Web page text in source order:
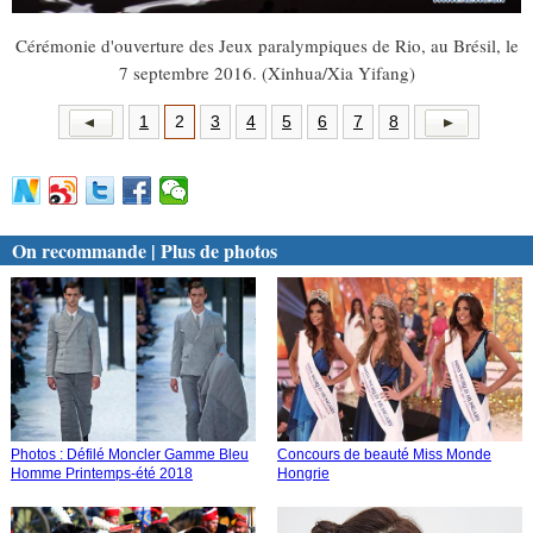
Cérémonie d'ouverture des Jeux paralympiques de Rio, au Brésil, le
7 septembre 2016. (Xinhua/Xia Yifang)
1 2 3 4 5 6 7 8
On recommande | Plus de photos
Photos : Défilé Moncler Gamme Bleu
Homme Printemps-été 2018
Concours de beauté Miss Monde
Hongrie